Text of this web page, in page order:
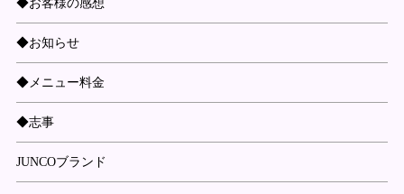
◆お客様の感想
◆お知らせ
◆メニュー料金
◆志事
JUNCOブランド